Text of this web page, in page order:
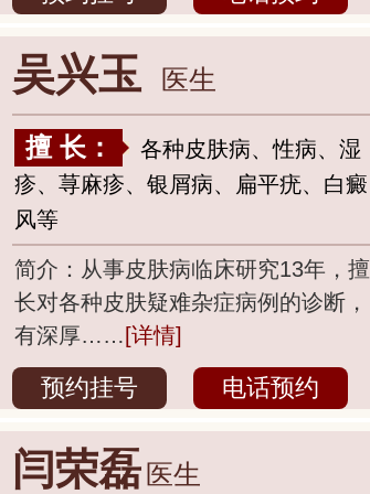
吴兴玉 医生
擅 长：
各种皮肤病、性病、湿
疹、荨麻疹、银屑病、扁平疣、白癜
风等
简介：从事皮肤病临床研究13年，擅
长对各种皮肤疑难杂症病例的诊断，
有深厚…… [详情]
预约挂号 电话预约
闫荣磊 医生